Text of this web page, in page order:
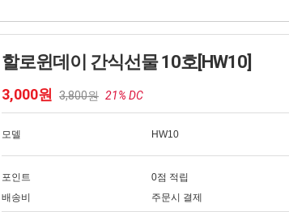
할로윈데이 간식선물 10호[HW10]
3,000원 3,800원 21% DC
모델 HW10
포인트
0점 적립
배송비
주문시 결제